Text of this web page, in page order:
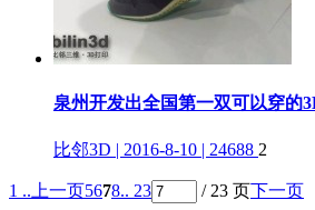
泉州开发出全国第一双可以穿的
比邻3D | 2016-8-10 | 24688 2
1 .. 上一页5678.. 23 / 23 页下一页